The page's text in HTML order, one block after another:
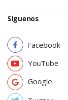
Síguenos
Facebook
YouTube
Google